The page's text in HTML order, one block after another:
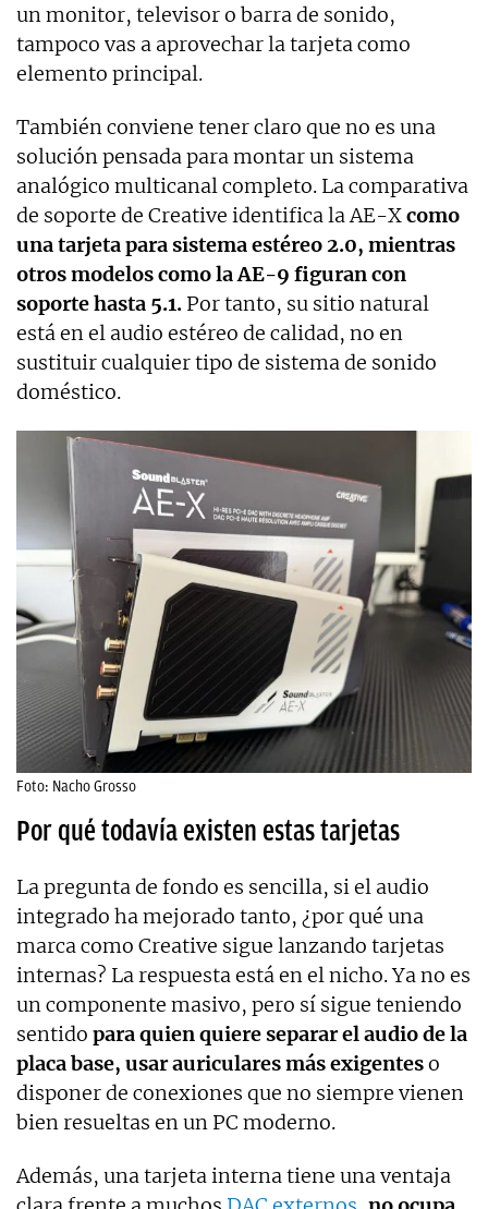
un monitor, televisor o barra de sonido,
tampoco vas a aprovechar la tarjeta como
elemento principal.
También conviene tener claro que no es una
solución pensada para montar un sistema
analógico multicanal completo. La comparativa
de soporte de Creative identifica la AE-Xcomo
una tarjeta para sistema estéreo 2.0, mientras
otros modelos como la AE-9 figuran con
soporte hasta 5.1. Por tanto, su sitio natural
está en el audio estéreo de calidad, no en
sustituir cualquier tipo de sistema de sonido
doméstico.
Foto: Nacho Grosso
Por qué todavía existen estas tarjetas
La pregunta de fondo es sencilla, si el audio
integrado ha mejorado tanto, ¿por qué una
marca como Creative sigue lanzando tarjetas
internas? La respuesta está en el nicho. Ya no es
un componente masivo, pero sí sigue teniendo
sentido para quien quiere separar el audio de la
placa base, usar auriculares más exigenteso
disponer de conexiones que no siempre vienen
bien resueltas en un PC moderno.
Además, una tarjeta interna tiene una ventaja